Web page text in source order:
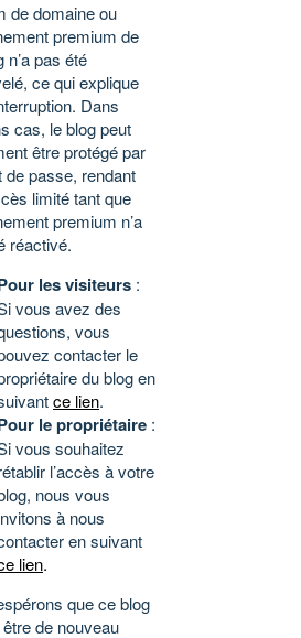
de domaine ou
premium de
n’a pas été
ce qui explique
Dans
cas, le blog peut
être protégé par
de passe, rendant
limité tant que
premium n’a
réactivé.
les visiteurs :
vous avez des
vous
contacter le
du blog en
ce lien.
le propriétaire :
vous souhaitez
l’accès à votre
nous vous
à nous
en suivant
lien.
que ce blog
de nouveau